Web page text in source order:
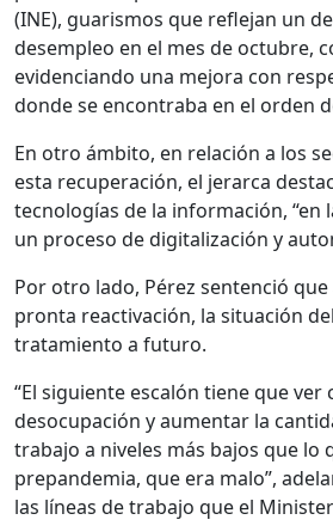
(INE), guarismos que reflejan un
desempleo en el mes de octubre,
evidenciando una mejora con
donde se encontraba en el orden
En otro ámbito, en relación a los
esta recuperación, el jerarca
tecnologías de la información, “en
un proceso de digitalización y
Por otro lado, Pérez sentenció que
pronta reactivación, la situación
tratamiento a futuro.
“El siguiente escalón tiene que ver
desocupación y aumentar la
trabajo a niveles más bajos que lo
prepandemia, que era malo”,
las líneas de trabajo que el